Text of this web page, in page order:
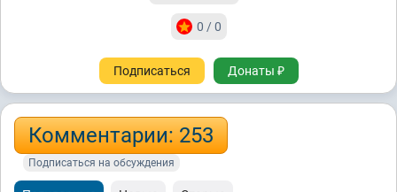
0 / 0
Подписаться Донаты ₽
Комментарии: 253
Подписаться на обсуждения